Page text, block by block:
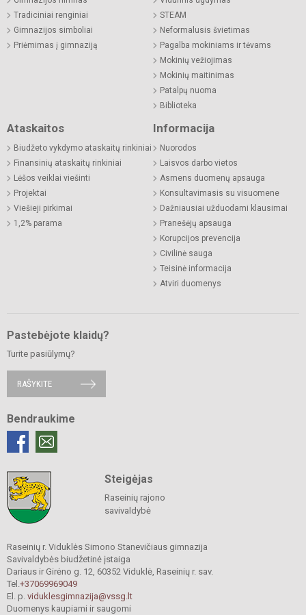
Tradiciniai renginiai
Gimnazijos simboliai
Priėmimas į gimnaziją
STEAM
Neformalusis švietimas
Pagalba mokiniams ir tėvams
Mokinių vežiojimas
Mokinių maitinimas
Patalpų nuoma
Biblioteka
Ataskaitos
Biudžeto vykdymo ataskaitų rinkiniai
Finansinių ataskaitų rinkiniai
Lėšos veiklai viešinti
Projektai
Viešieji pirkimai
1,2% parama
Informacija
Nuorodos
Laisvos darbo vietos
Asmens duomenų apsauga
Konsultavimasis su visuomene
Dažniausiai užduodami klausimai
Pranešėjų apsauga
Korupcijos prevencija
Civilinė sauga
Teisinė informacija
Atviri duomenys
Pastebėjote klaidų?
Turite pasiūlymų?
RAŠYKITE
Bendraukime
Steigėjas
Raseinių rajono
savivaldybė
Raseinių r. Viduklės Simono Stanevičiaus gimnazija
Savivaldybės biudžetinė įstaiga
Dariaus ir Girėno g. 12, 60352 Viduklė, Raseinių r. sav.
Tel.+37069969049
El. p. viduklesgimnazija@vssg.lt
Duomenys kaupiami ir saugomi